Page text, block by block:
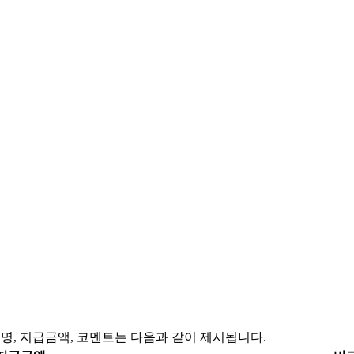
, 지급금액, 코멘트는 다음과 같이 제시됩니다.